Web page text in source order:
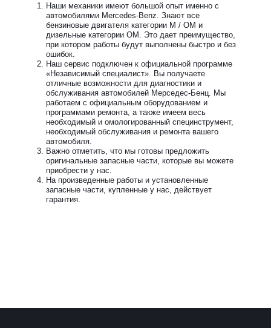
Наши механики имеют большой опыт именно с
автомобилями Mercedes-Benz. Знают все
бензиновые двигателя категории М / ОМ и
дизельные категории ОМ. Это дает преимущество,
при котором работы будут выполнены быстро и без
ошибок.
Наш сервис подключен к официальной программе
«Независимый специалист». Вы получаете
отличные возможности для диагностики и
обслуживания автомобилей Мерседес-Бенц. Мы
работаем с официальным оборудованием и
программами ремонта, а также имеем весь
необходимый и омологированный специнструмент,
необходимый обслуживания и ремонта вашего
автомобиля.
Важно отметить, что мы готовы предложить
оригинальные запасные части, которые вы можете
приобрести у нас.
На произведенные работы и установленные
запасные части, купленные у нас, действует
гарантия.